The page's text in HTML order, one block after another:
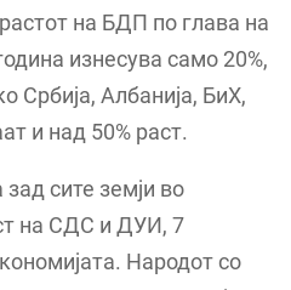
на БДП по глава на
изнесува само 20%,
Србија, Албанија, БиХ,
и над 50% раст.
сите земји во
на СДС и ДУИ, 7
Народот со